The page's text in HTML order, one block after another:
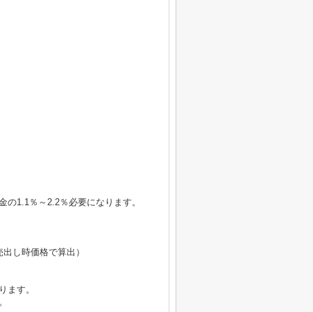
1.1％～2.2％必要になります。
し時価格で算出）
ます。